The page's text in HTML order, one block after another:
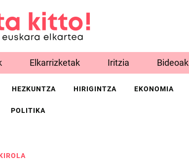
Elkarrizketak Iritzia Bideoak
HEZKUNTZA HIRIGINTZA EKONOMIA
POLITIKA